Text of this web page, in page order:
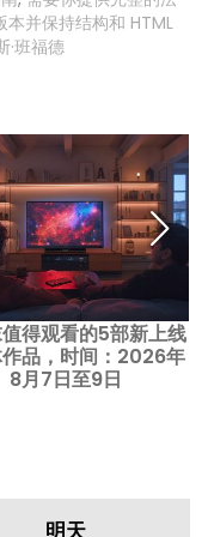
并保持结构和 HTML
·班福德
得观看的5部新上线
品，时间：2026年
8月7日至9日
明天